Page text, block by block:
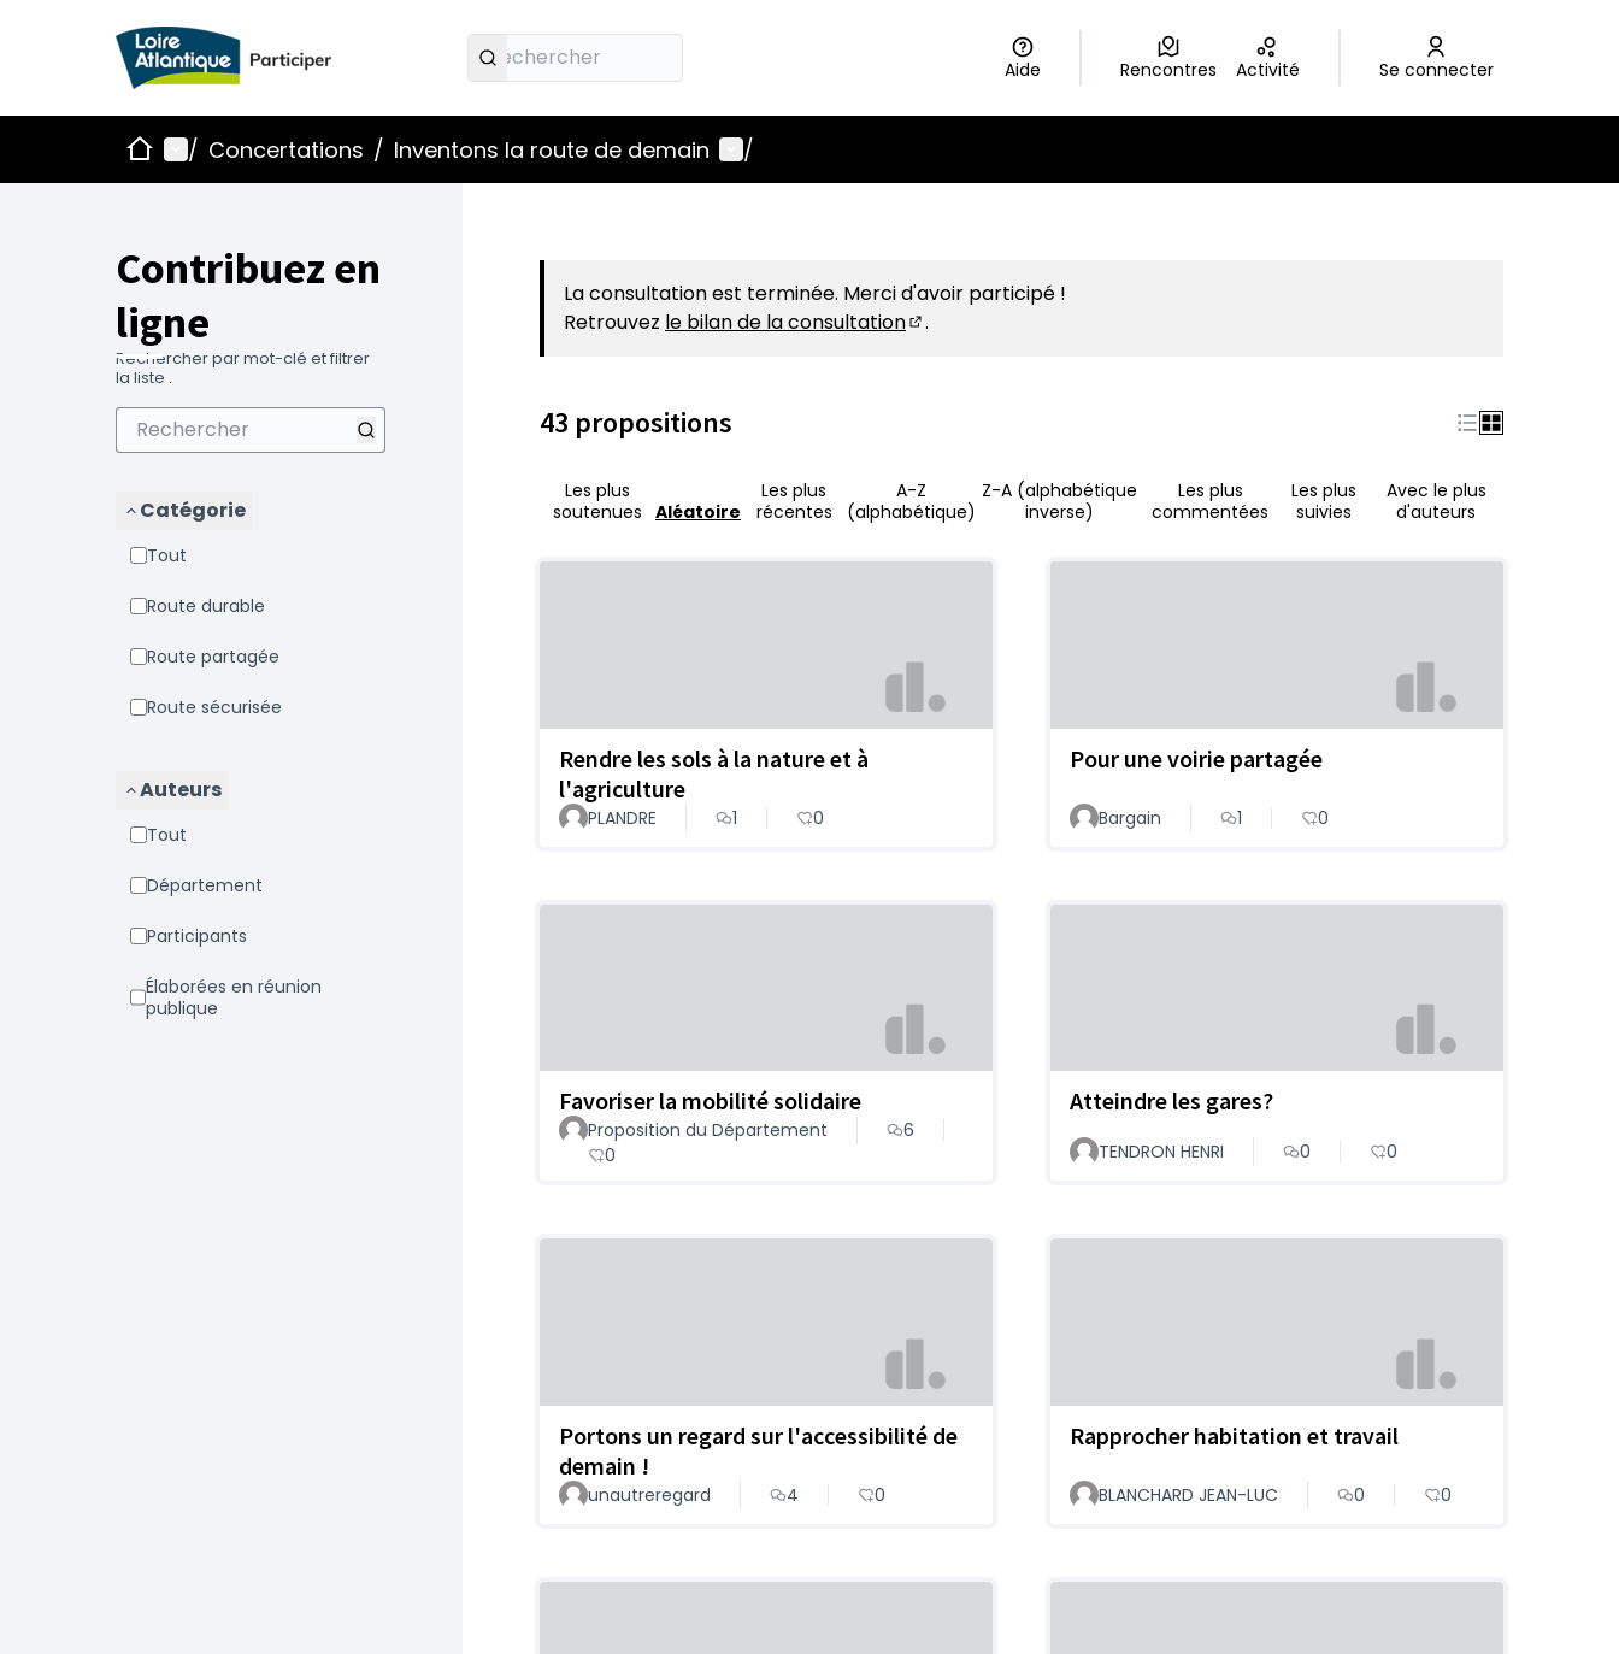
Aide Rencontres Activité Se connecter
AccueilMenu principal
/ Concertations / Inventons la route de demain Menu utilisateur
/
Contribuez en
ligne
Rechercher par mot-clé et filtrer
la liste .
Catégorie
Tout
Route durable
Route partagée
Route sécurisée
Auteurs
Tout
Département
Participants
Élaborées en réunion
publique
La consultation est terminée. Merci d'avoir participé !
Retrouvez le bilan de la consultation .
43 propositions
Les plus
soutenues
Aléatoire
Les plus
récentes
A-Z
(alphabétique)
Z-A (alphabétique
inverse)
Les plus
commentées
Les plus
suivies
Avec le plus
d'auteurs
Rendre les sols à la nature et à
l'agriculture
PLANDRE 1 0
Pour une voirie partagée
Bargain 1 0
Favoriser la mobilité solidaire
Proposition du Département
6
0
Atteindre les gares?
TENDRON HENRI 0 0
Portons un regard sur l'accessibilité de
demain !
unautreregard 4 0
Rapprocher habitation et travail
BLANCHARD JEAN-LUC 0 0